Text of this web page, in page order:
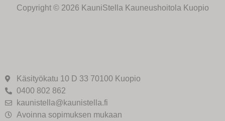
Copyright © 2026 KauniStella Kauneushoitola Kuopio
Käsityökatu 10 D 33 70100 Kuopio
0400 802 862
kaunistella@kaunistella.fi
Avoinna sopimuksen mukaan